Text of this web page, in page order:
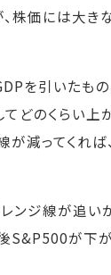
株価には大き
を引いたもの
どのくらい上
が減ってくれ
ンジ線が追い
S&P500が下